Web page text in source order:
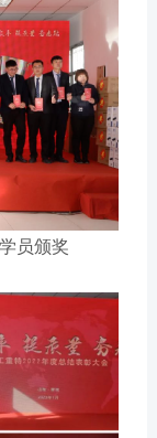
员颁奖